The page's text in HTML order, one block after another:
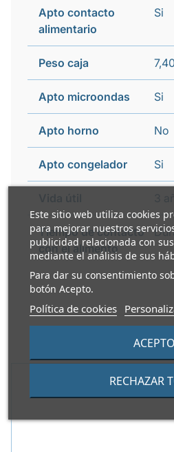
Este sitio web utiliza cookies
para mejorar nuestros
publicidad relacionada con
mediante el análisis de sus
Para dar su consentimiento
botón Acepto.
Política de cookies
RECHAZAR
ACEPTO
Apto contacto
alimentario
Si
Peso caja
Apto microondas Si
Apto horno No
Apto congelador Si
Tiempo de contacto
con el alimento
PRODUCTOS